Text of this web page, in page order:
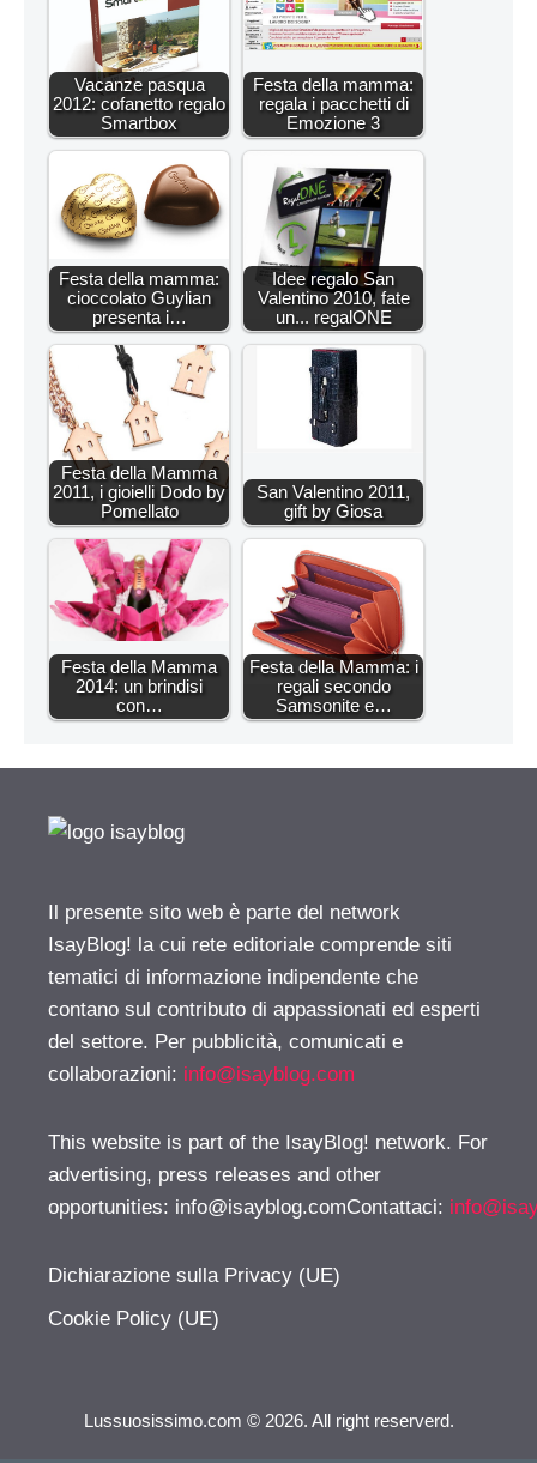
Vacanze pasqua
2012: cofanetto regalo
Smartbox
Festa della mamma:
regala i pacchetti di
Emozione 3
Festa della mamma:
cioccolato Guylian
presenta i…
Idee regalo San
Valentino 2010, fate
un... regalONE
Festa della Mamma
2011, i gioielli Dodo by
Pomellato
San Valentino 2011,
gift by Giosa
Festa della Mamma
2014: un brindisi
con…
Festa della Mamma: i
regali secondo
Samsonite e…
Il presente sito web è parte del network
IsayBlog! la cui rete editoriale comprende siti
tematici di informazione indipendente che
contano sul contributo di appassionati ed esperti
del settore. Per pubblicità, comunicati e
collaborazioni: info@isayblog.com
This website is part of the IsayBlog! network. For
advertising, press releases and other
opportunities: info@isayblog.comContattaci:
Dichiarazione sulla Privacy (UE)
Cookie Policy (UE)
Lussuosissimo.com © 2026. All right reserverd.